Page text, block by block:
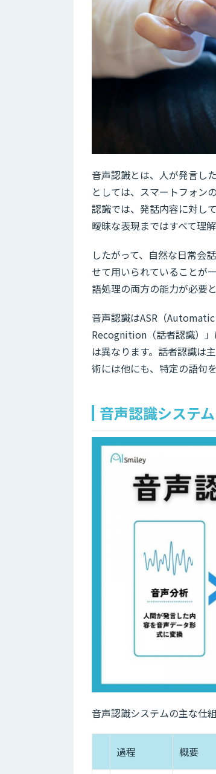
音声認識とは、人が発言し
としては、スマートフォン
認識では、発話内容に対し
曖昧な表現まではすべて理
したがって、自然な日常会
せて用いられていることが
語処理の両方の能力が必要
音声認識はASR（
Recognition（話者認識）」
は異なります。話者認識は
術には他にも、特定の語句
音声認識システ
音声認識システムの主な仕
過程 概要